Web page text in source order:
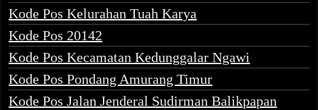
Kode Pos Kelurahan Tuah Karya
Kode Pos 20142
Kode Pos Kecamatan Kedunggalar Ngawi
Kode Pos Pondang Amurang Timur
Kode Pos Jalan Jenderal Sudirman Balikpapan